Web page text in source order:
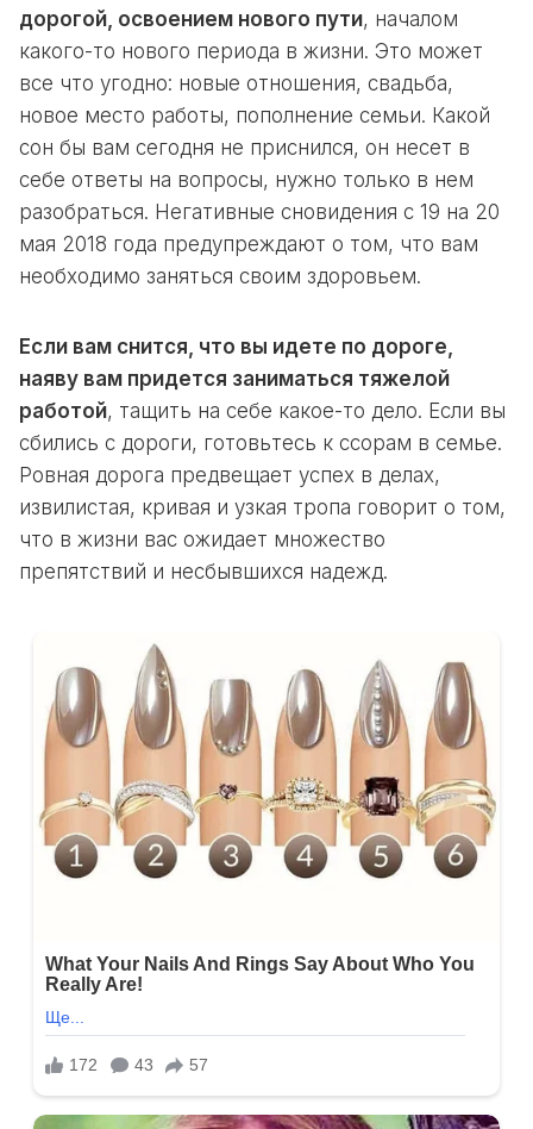
дорогой, освоением нового пути, началом
какого-то нового периода в жизни. Это может
все что угодно: новые отношения, свадьба,
новое место работы, пополнение семьи. Какой
сон бы вам сегодня не приснился, он несет в
себе ответы на вопросы, нужно только в нем
разобраться. Негативные сновидения с 19 на 20
мая 2018 года предупреждают о том, что вам
необходимо заняться своим здоровьем.
Если вам снится, что вы идете по дороге,
наяву вам придется заниматься тяжелой
работой, тащить на себе какое-то дело. Если вы
сбились с дороги, готовьтесь к ссорам в семье.
Ровная дорога предвещает успех в делах,
извилистая, кривая и узкая тропа говорит о том,
что в жизни вас ожидает множество
препятствий и несбывшихся надежд.